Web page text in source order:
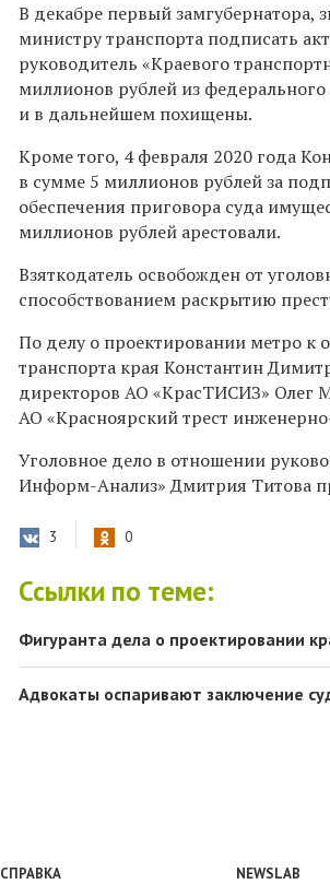
В декабре первый замгубернатора,
министру транспорта подписать
руководитель «Краевого
миллионов рублей из
и в дальнейшем похищены.
Кроме того, 4 февраля 2020 года
в сумме 5 миллионов рублей за
обеспечения приговора суда
миллионов рублей арестовали.
Взяткодатель освобожден от
способствованием раскрытию
По делу о проектировании метро к
транспорта края Константин
директоров АО «КрасТИСИЗ» Олег
АО «Красноярский трест
Уголовное дело в отношении
Информ-Анализ» Дмитрия Титова
3 0
Ссылки по теме:
Фигуранта дела о проектировании
Адвокаты оспаривают заключение
СПРАВКА NEWSLAB